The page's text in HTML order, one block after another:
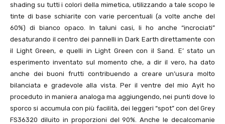
shading su tutti i colori della mimetica, utilizzando a tale scopo le
tinte di base schiarite con varie percentuali (a volte anche del
60%) di bianco opaco. In taluni casi, li ho anche “incrociati”
desaturando il centro dei pannelli in Dark Earth direttamente con
il Light Green, e quelli in Light Green con il Sand. E’ stato un
esperimento inventato sul momento che, a dir il vero, ha dato
anche dei buoni frutti contribuendo a creare un’usura molto
bilanciata e gradevole alla vista. Per il ventre del mio Ayit ho
proceduto in maniera analoga ma aggiungendo, nei punti dove lo
sporco si accumula con più facilità, dei leggeri “spot” con del Grey
FS36320 diluito in proporzioni del 90%. Anche le decalcomanie